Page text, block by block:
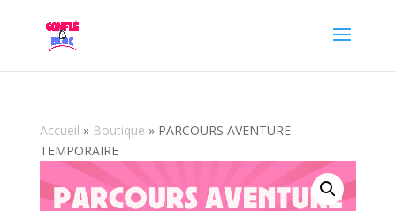
Accueil » Boutique » PARCOURS AVENTURE
TEMPORAIRE